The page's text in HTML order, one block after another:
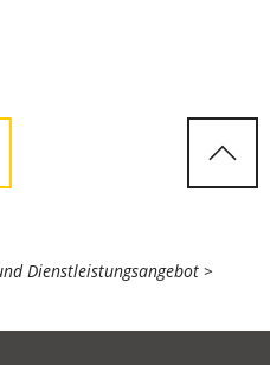
Dienstleistungsangebot